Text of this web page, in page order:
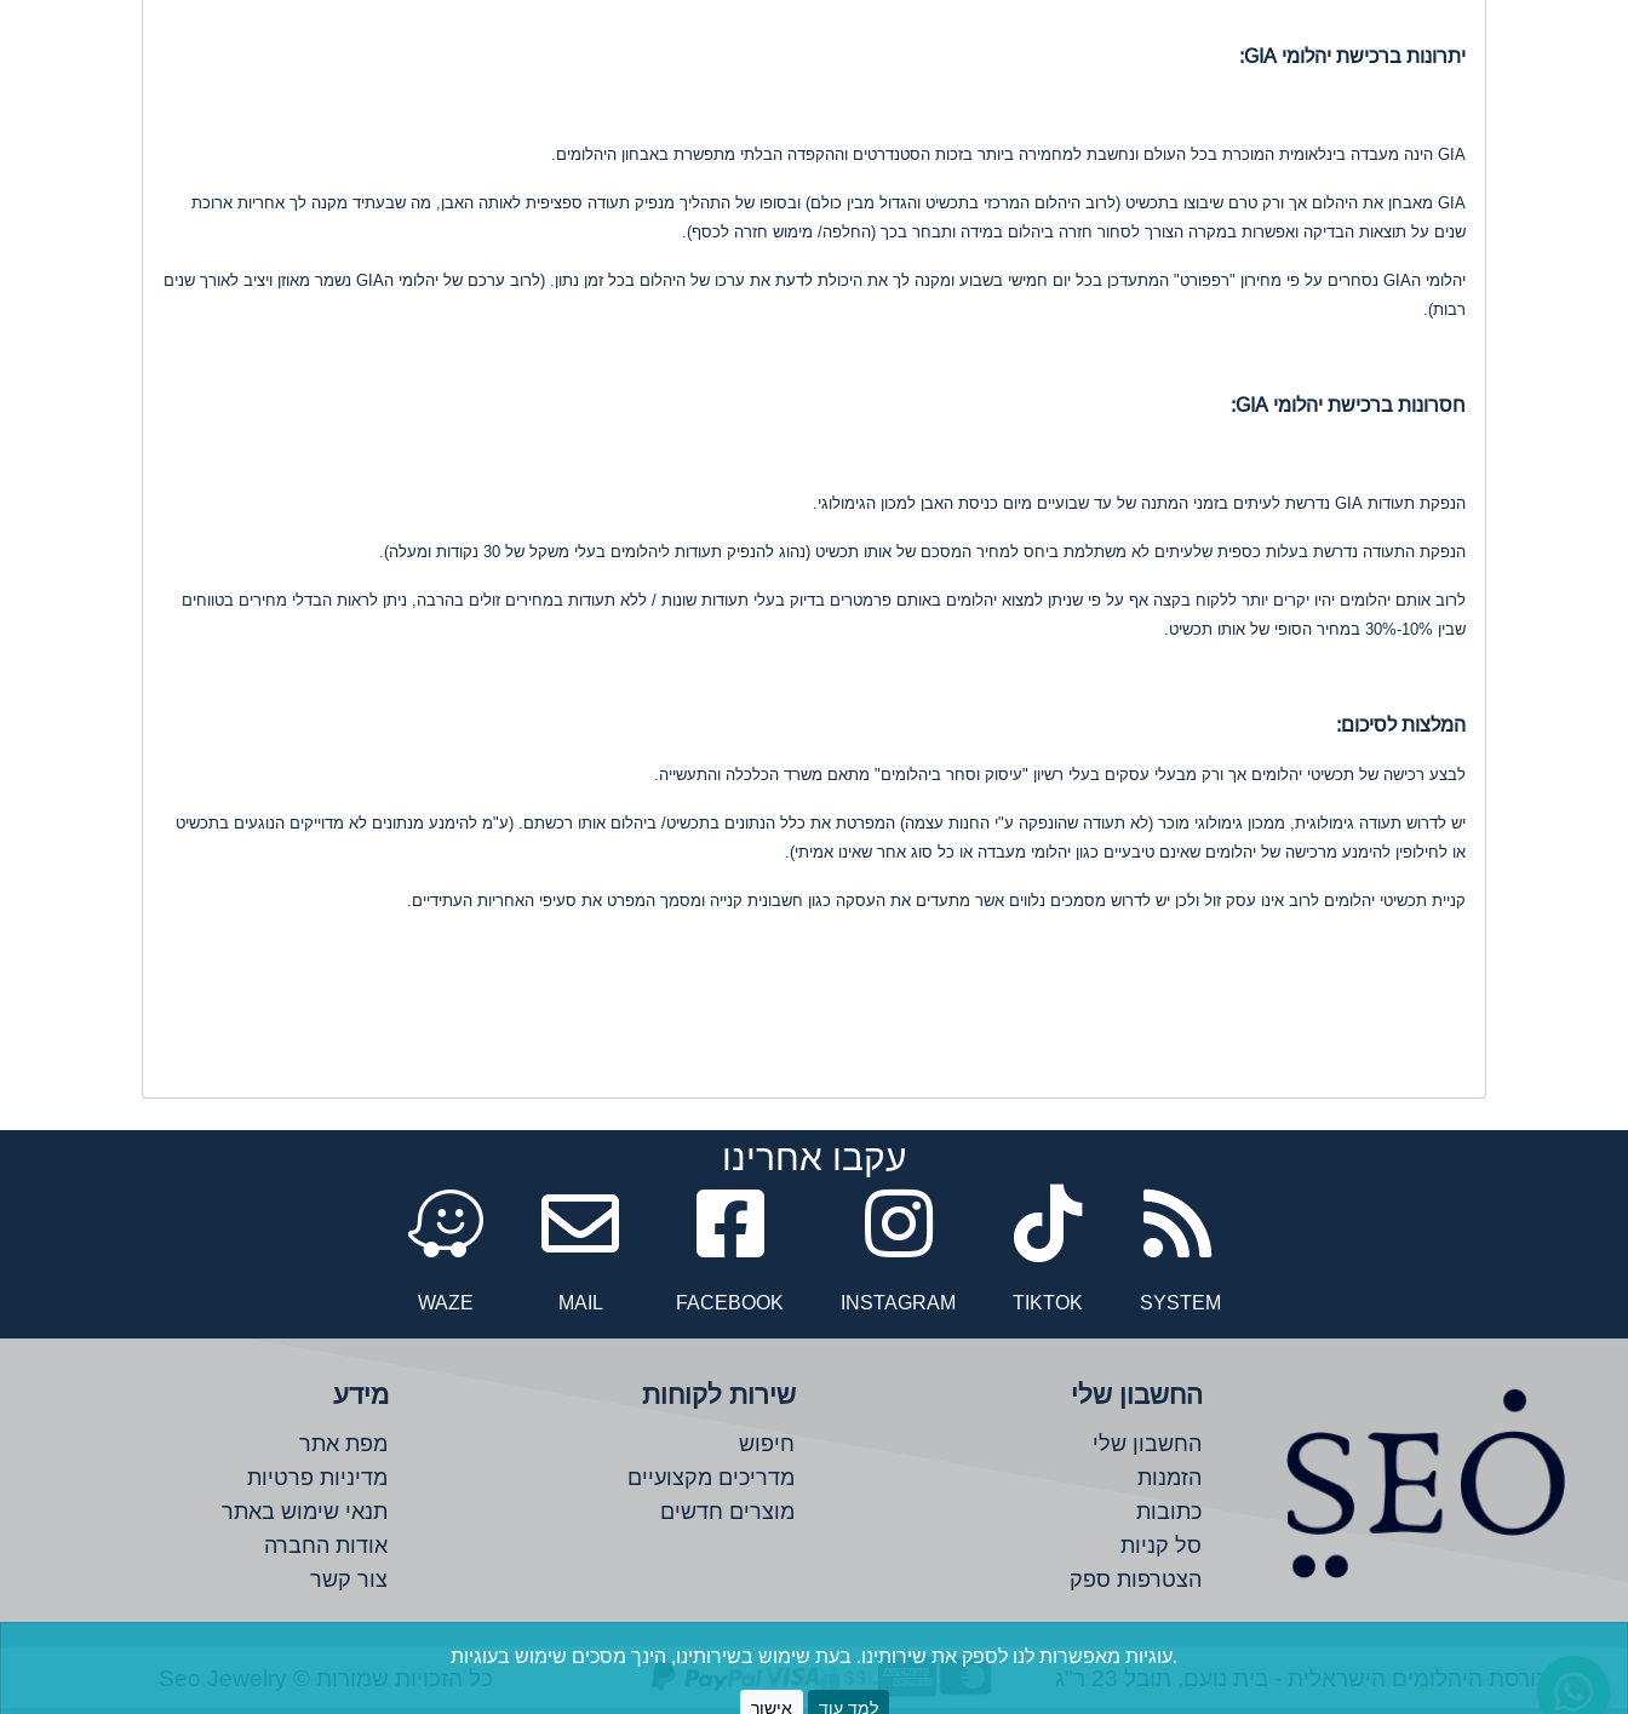
יתרונות ברכישת יהלומי GIA:
GIA הינה מעבדה בינלאומית המוכרת בכל העולם ונחשבת למחמירה ביותר בזכות הסטנדרטים וההקפדה הבלתי מתפשרת באבחון היהלומים.
GIA מאבחן את היהלום אך ורק טרם שיבוצו בתכשיט (לרוב היהלום המרכזי בתכשיט והגדול מבין כולם) ובסופו של התהליך מנפיק תעודה ספציפית לאותה האבן, מה שבעתיד מקנה לך אחריות ארוכת
שנים על תוצאות הבדיקה ואפשרות במקרה הצורך לסחור חזרה ביהלום במידה ותבחר בכך (החלפה/ מימוש חזרה לכסף).
יהלומי הGIA נסחרים על פי מחירון "רפפורט" המתעדכן בכל יום חמישי בשבוע ומקנה לך את היכולת לדעת את ערכו של היהלום בכל זמן נתון. (לרוב ערכם של יהלומי הGIA נשמר מאוזן ויציב לאורך שנים
רבות).
חסרונות ברכישת יהלומי GIA:
הנפקת תעודות GIA נדרשת לעיתים בזמני המתנה של עד שבועיים מיום כניסת האבן למכון הגימולוגי.
הנפקת התעודה נדרשת בעלות כספית שלעיתים לא משתלמת ביחס למחיר המסכם של אותו תכשיט (נהוג להנפיק תעודות ליהלומים בעלי משקל של 30 נקודות ומעלה).
לרוב אותם יהלומים יהיו יקרים יותר ללקוח בקצה אף על פי שניתן למצוא יהלומים באותם פרמטרים בדיוק בעלי תעודות שונות / ללא תעודות במחירים זולים בהרבה, ניתן לראות הבדלי מחירים בטווחים
שבין 10%-30% במחיר הסופי של אותו תכשיט.
המלצות לסיכום:
לבצע רכישה של תכשיטי יהלומים אך ורק מבעלי עסקים בעלי רשיון "עיסוק וסחר ביהלומים" מתאם משרד הכלכלה והתעשייה.
יש לדרוש תעודה גימולוגית, ממכון גימולוגי מוכר (לא תעודה שהונפקה ע"י החנות עצמה) המפרטת את כלל הנתונים בתכשיט/ ביהלום אותו רכשתם. (ע"מ להימנע מנתונים לא מדוייקים הנוגעים בתכשיט
או לחילופין להימנע מרכישה של יהלומים שאינם טיבעיים כגון יהלומי מעבדה או כל סוג אחר שאינו אמיתי).
קניית תכשיטי יהלומים לרוב אינו עסק זול ולכן יש לדרוש מסמכים נלווים אשר מתעדים את העסקה כגון חשבונית קנייה ומסמך המפרט את סעיפי האחריות העתידיים.
עקבו אחרינו
WAZE MAIL
Facebook
FACEBOOK
instagram
INSTAGRAM
tiktok
TIKTOK SYSTEM
מידע
מפת אתר
מדיניות פרטיות
תנאי שימוש באתר
אודות החברה
צור קשר
שירות לקוחות
חיפוש
מדריכים מקצועיים
מוצרים חדשים
החשבון שלי
החשבון שלי
הזמנות
כתובות
סל קניות
הצטרפות ספק
Seo Jewelry © כל הזכויות שמורות בורסת היהלומים הישראלית - בית נועם, תובל 23 ר"ג
עוגיות מאפשרות לנו לספק את שירותינו. בעת שימוש בשירותינו, הינך מסכים שימוש בעוגיות.
אישור למד עוד